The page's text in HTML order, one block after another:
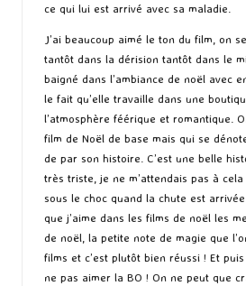
ce qui lui est arrivé avec sa maladie.
J’ai beaucoup aimé le ton du film, on
tantôt dans la dérision tantôt dans le
baigné dans l’ambiance de noël avec
le fait qu’elle travaille dans une
l’atmosphère féérique et romantique.
film de Noël de base mais qui se
de par son histoire. C’est une belle
très triste, je ne m’attendais pas à
sous le choc quand la chute est
que j’aime dans les films de noël les
de noël, la petite note de magie que
films et c’est plutôt bien réussi ! Et
ne pas aimer la BO ! On ne peut que